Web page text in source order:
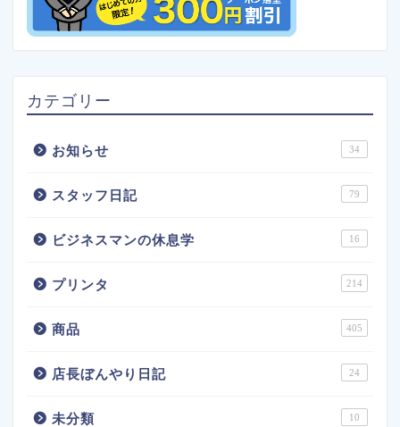
カテゴリー
お知らせ 34
スタッフ日記 79
ビジネスマンの休息学 16
プリンタ 214
商品 405
店長ぼんやり日記 24
未分類 10